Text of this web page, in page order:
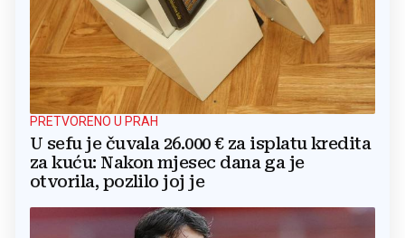
PRETVORENO U PRAH
U sefu je čuvala 26.000 € za isplatu kredita
za kuću: Nakon mjesec dana ga je
otvorila, pozlilo joj je